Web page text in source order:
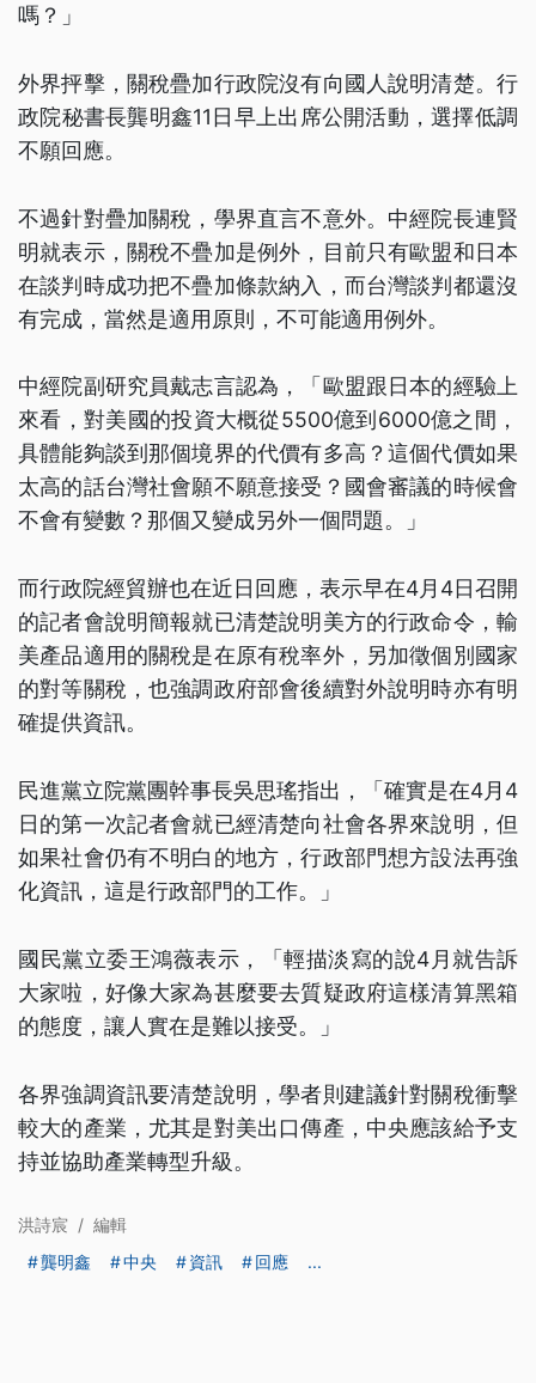
嗎？」
外界抨擊，關稅疊加行政院沒有向國人說明清楚。行
政院秘書長龔明鑫11日早上出席公開活動，選擇低調
不願回應。
不過針對疊加關稅，學界直言不意外。中經院長連賢
明就表示，關稅不疊加是例外，目前只有歐盟和日本
在談判時成功把不疊加條款納入，而台灣談判都還沒
有完成，當然是適用原則，不可能適用例外。
中經院副研究員戴志言認為，「歐盟跟日本的經驗上
來看，對美國的投資大概從5500億到6000億之間，
具體能夠談到那個境界的代價有多高？這個代價如果
太高的話台灣社會願不願意接受？國會審議的時候會
不會有變數？那個又變成另外一個問題。」
而行政院經貿辦也在近日回應，表示早在4月4日召開
的記者會說明簡報就已清楚說明美方的行政命令，輸
美產品適用的關稅是在原有稅率外，另加徵個別國家
的對等關稅，也強調政府部會後續對外說明時亦有明
確提供資訊。
民進黨立院黨團幹事長吳思瑤指出，「確實是在4月4
日的第一次記者會就已經清楚向社會各界來說明，但
如果社會仍有不明白的地方，行政部門想方設法再強
化資訊，這是行政部門的工作。」
國民黨立委王鴻薇表示，「輕描淡寫的說4月就告訴
大家啦，好像大家為甚麼要去質疑政府這樣清算黑箱
的態度，讓人實在是難以接受。」
各界強調資訊要清楚說明，學者則建議針對關稅衝擊
較大的產業，尤其是對美出口傳產，中央應該給予支
持並協助產業轉型升級。
洪詩宸 / 編輯
龔明鑫
中央 資訊 回應 ...